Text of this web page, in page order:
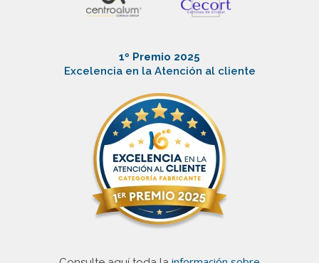
1º Premio 2025
Excelencia en la Atención al cliente